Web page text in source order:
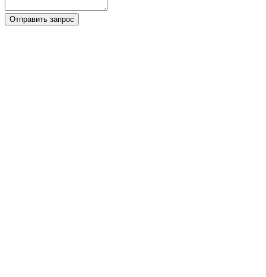
Отправить запрос